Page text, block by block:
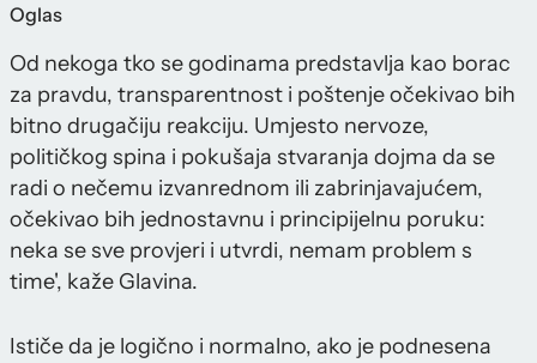
Oglas
Od nekoga tko se godinama predstavlja kao borac
za pravdu, transparentnost i poštenje očekivao bih
bitno drugačiju reakciju. Umjesto nervoze,
političkog spina i pokušaja stvaranja dojma da se
radi o nečemu izvanrednom ili zabrinjavajućem,
očekivao bih jednostavnu i principijelnu poruku:
neka se sve provjeri i utvrdi, nemam problem s
time', kaže Glavina.
Ističe da je logično i normalno, ako je podnesena